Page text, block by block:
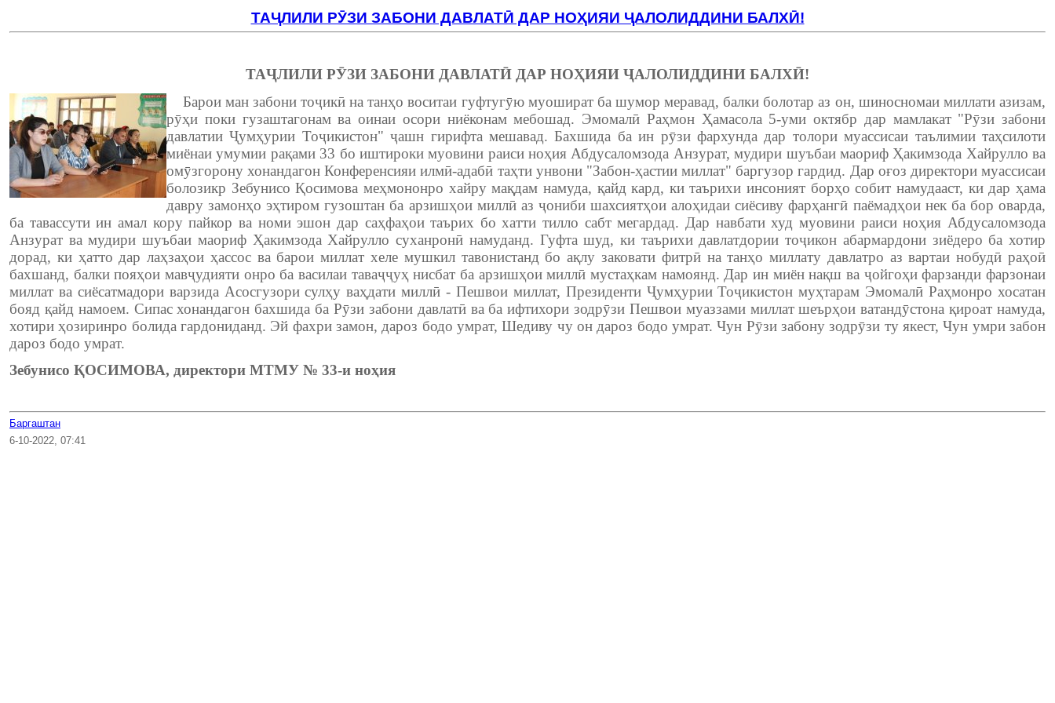
ТАҶЛИЛИ РӮЗИ ЗАБОНИ ДАВЛАТӢ ДАР НОҲИЯИ ҶАЛОЛИДДИНИ БАЛХӢ!
ТАҶЛИЛИ РӮЗИ ЗАБОНИ ДАВЛАТӢ ДАР НОҲИЯИ ҶАЛОЛИДДИНИ БАЛХӢ!
Барои ман забони тоҷикӣ на танҳо воситаи гуфтугӯю муошират ба шумор меравад, балки болотар аз он, шиносномаи миллати азизам,
рӯҳи поки гузаштагонам ва оинаи осори ниёконам мебошад. Эмомалӣ Раҳмон Ҳамасола 5-уми октябр дар мамлакат "Рӯзи забони
давлатии Ҷумҳурии Тоҷикистон" ҷашн гирифта мешавад. Бахшида ба ин рӯзи фархунда дар толори муассисаи таълимии таҳсилоти
миёнаи умумии рақами 33 бо иштироки муовини раиси ноҳия Абдусаломзода Анзурат, мудири шуъбаи маориф Ҳакимзода Хайрулло ва
омӯзгорону хонандагон Конференсияи илмӣ-адабӣ таҳти унвони "Забон-ҳастии миллат" баргузор гардид. Дар оғоз директори муассисаи
болозикр Зебунисо Қосимова меҳмононро хайру мақдам намуда, қайд кард, ки таърихи инсоният борҳо собит намудааст, ки дар ҳама
давру замонҳо эҳтиром гузоштан ба арзишҳои миллӣ аз ҷониби шахсиятҳои алоҳидаи сиёсиву фарҳангӣ паёмадҳои нек ба бор оварда,
ба тавассути ин амал кору пайкор ва номи эшон дар саҳфаҳои таърих бо хатти тилло сабт мегардад. Дар навбати худ муовини раиси ноҳия Абдусаломзода
Анзурат ва мудири шуъбаи маориф Ҳакимзода Хайрулло суханронӣ намуданд. Гуфта шуд, ки таърихи давлатдории тоҷикон абармардони зиёдеро ба хотир
дорад, ки ҳатто дар лаҳзаҳои ҳассос ва барои миллат хеле мушкил тавонистанд бо ақлу заковати фитрӣ на танҳо миллату давлатро аз вартаи нобудӣ раҳоӣ
бахшанд, балки пояҳои мавҷудияти онро ба василаи таваҷҷуҳ нисбат ба арзишҳои миллӣ мустаҳкам намоянд. Дар ин миён нақш ва ҷойгоҳи фарзанди фарзонаи
миллат ва сиёсатмадори варзида Асосгузори сулҳу ваҳдати миллӣ - Пешвои миллат, Президенти Ҷумҳурии Тоҷикистон муҳтарам Эмомалӣ Раҳмонро хосатан
бояд қайд намоем. Сипас хонандагон бахшида ба Рӯзи забони давлатӣ ва ба ифтихори зодрӯзи Пешвои муаззами миллат шеърҳои ватандӯстона қироат намуда,
хотири ҳозиринро болида гардониданд. Эй фахри замон, дароз бодо умрат, Шедиву чу он дароз бодо умрат. Чун Рӯзи забону зодрӯзи ту якест, Чун умри забон
дароз бодо умрат.
Зебунисо ҚОСИМОВА, директори МТМУ № 33-и ноҳия
Баргаштан
6-10-2022, 07:41